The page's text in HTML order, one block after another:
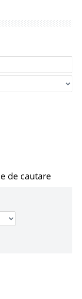
de cautare